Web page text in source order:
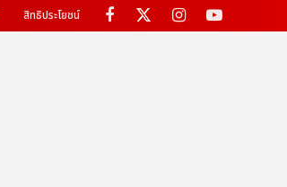
สิทธิประโยชน์